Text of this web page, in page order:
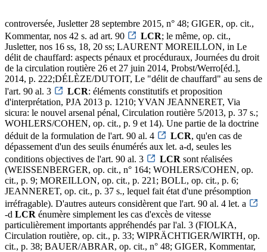
controversée, Jusletter 28 septembre 2015, n° 48; GIGER, op. cit.,
Kommentar, nos 42 s. ad art. 90
LCR; le même, op. cit.,
Jusletter, nos 16 ss, 18, 20 ss; LAURENT MOREILLON, in Le
délit de chauffard: aspects pénaux et procéduraux, Journées du droit
de la circulation routière 26 et 27 juin 2014, Probst/Werro[éd.],
2014, p. 222;DÉLÈZE/DUTOIT, Le "délit de chauffard" au sens de
l'art. 90 al. 3
LCR: éléments constitutifs et proposition
d'interprétation, PJA 2013 p. 1210; YVAN JEANNERET, Via
sicura: le nouvel arsenal pénal, Circulation routière 5/2013, p. 37 s.;
WOHLERS/COHEN, op. cit., p. 9 et 14). Une partie de la doctrine
déduit de la formulation de l'art. 90 al. 4
LCR, qu'en cas de
dépassement d'un des seuils énumérés aux let. a-d, seules les
conditions objectives de l'art. 90 al. 3
LCR sont réalisées
(WEISSENBERGER, op. cit., n° 164; WOHLERS/COHEN, op.
cit., p. 9; MOREILLON, op. cit., p. 221; BOLL, op. cit., p. 6;
JEANNERET, op. cit., p. 37 s., lequel fait état d'une présomption
irréfragable). D'autres auteurs considèrent que l'art. 90 al. 4 let. a
-d LCR énumère simplement les cas d'excès de vitesse
particulièrement importants appréhendés par l'al. 3 (FIOLKA,
Circulation routière, op. cit., p. 33; WIPRÄCHTIGER/WIRTH, op.
cit., p. 38; BAUER/ABRAR, op. cit., n° 48; GIGER, Kommentar,